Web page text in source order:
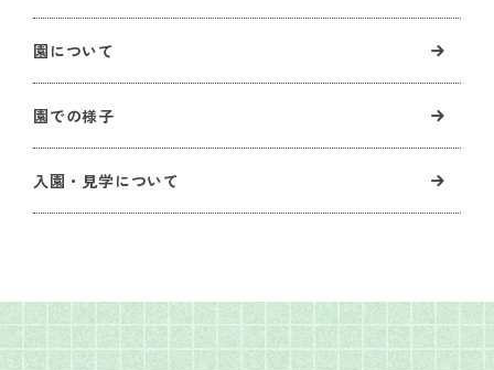
園について
園での様子
入園・見学について